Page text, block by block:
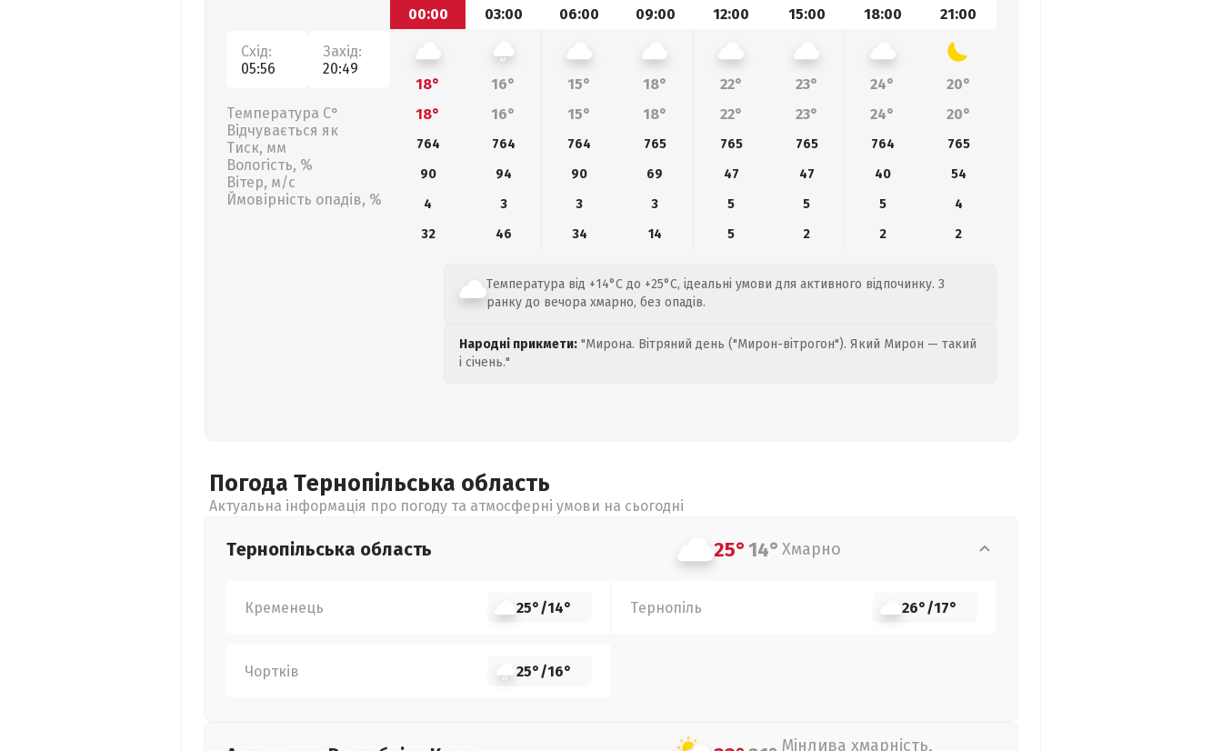
Схід:
05:56
Захід:
20:49
Температура С°
Відчувається як
Тиск, мм
Вологість, %
Вітер, м/с
Ймовірність опадів, %
00:00
03:00 06:00 09:00 12:00 15:00 18:00 21:00
18° 16° 15° 18° 22° 23° 24°
20°
18°
16° 15° 18° 22° 23° 24° 20°
764 764 764 765 765 765 764
765
90
94 90 69 47 47 40
54
4
3 3 3 5 5 5
4
32
46 34 14 5 2 2 2
Температура від +14°C до +25°C, ідеальні умови для активного відпочинку. З
ранку до вечора хмарно, без опадів.
Народні прикмети: "Мирона. Вітряний день ("Мирон-вітрогон"). Який Мирон — такий
і січень."
Погода Тернопільська область
Актуальна інформація про погоду та атмосферні умови на сьогодні
Тернопільська область 25°14° Хмарно
Кременець 25°/14° Тернопіль 26°/17°
Чортків 25°/16°
Мінлива хмарність,